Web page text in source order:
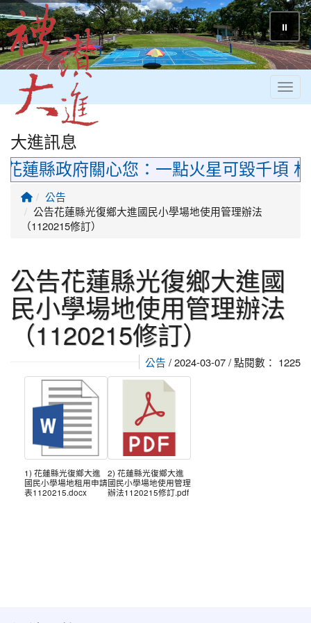
⏸
大進訊息
花蓮縣政府關心您：一點火星可毀千頃
回首頁
公告
公告花蓮縣光復鄉大進國民小學場地使用管理辦法
（1120215修訂）
公告花蓮縣光復鄉大進國
民小學場地使用管理辦法
（1120215修訂）
公告 / 2024-03-07 / 點閱數： 1225
1) 花蓮縣光復鄉大進
國民小學場地租用申請
表1120215.docx
2) 花蓮縣光復鄉大進
國民小學場地使用管理
辦法1120215修訂.pdf